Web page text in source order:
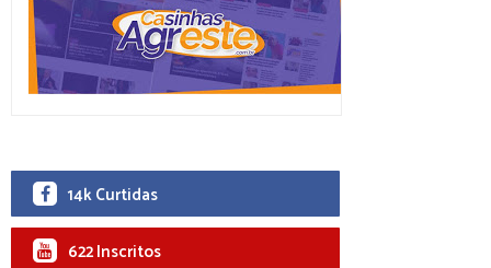
14k Curtidas
622 Inscritos